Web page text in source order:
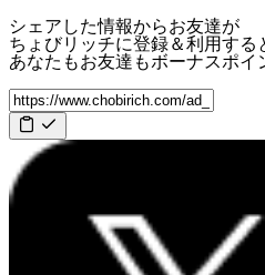
シェアした情報からお友達が
ちょびリッチに登録＆利用する
あなたもお友達もボーナスポイ